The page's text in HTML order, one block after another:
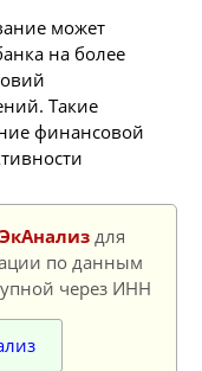
может
на более
Такие
финансовой
для
по данным
через ИНН